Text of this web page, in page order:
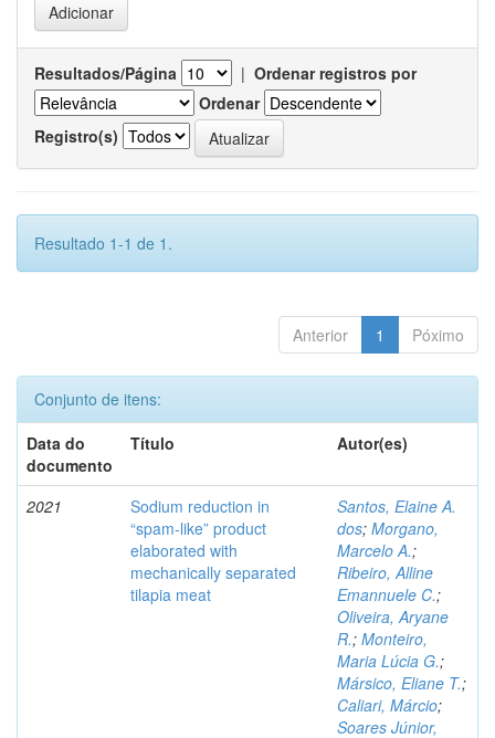
Resultados/Página | Ordenar registros por
Ordenar
Registro(s)
Resultado 1-1 de 1.
Anterior 1 Póximo
Conjunto de itens:
Data do
documento
Título Autor(es)
2021
Sodium reduction in
“spam-like” product
elaborated with
mechanically separated
tilapia meat
Santos, Elaine A.
dos; Morgano,
Marcelo A.;
Ribeiro, Alline
Emannuele C.;
Oliveira, Aryane
R.; Monteiro,
Maria Lúcia G.;
Mársico, Eliane T.;
Caliari, Márcio;
Soares Júnior,